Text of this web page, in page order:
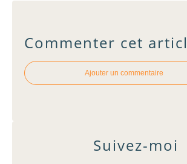
Commenter cet
Ajouter un commentaire
Suivez-moi